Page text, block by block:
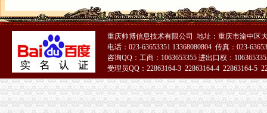
重庆帅博信息技术有限公司 地址：重庆市渝中区
电话：023-63653351 13368080804 传真：023-
咨询QQ：工商：1063653355 进出口权：
受理员QQ：22863164-3 22863164-4 22863164-5
51La